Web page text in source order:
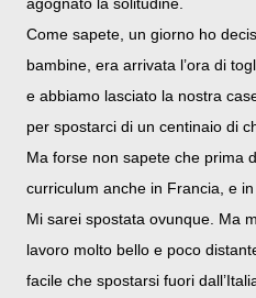
Come sapete, un giorno ho
bambine, era arrivata l’ora di
e abbiamo lasciato la nostra
per spostarci di un centinaio di
Ma forse non sapete che prima
curriculum anche in Francia, e in
Mi sarei spostata ovunque. Ma
lavoro molto bello e poco
facile che spostarsi fuori